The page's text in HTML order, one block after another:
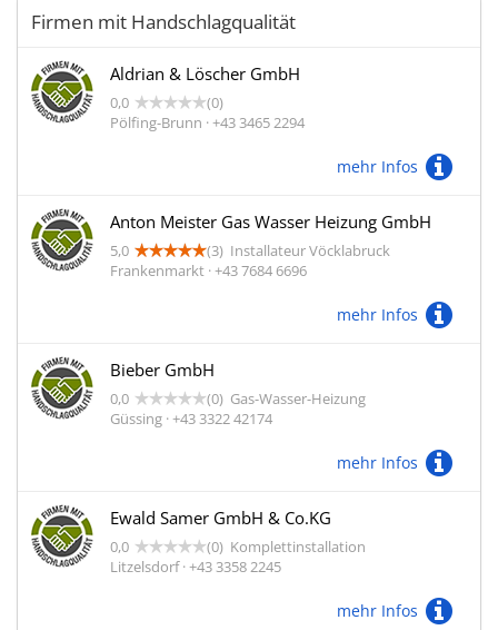
Firmen mit Handschlagqualität
Aldrian & Löscher GmbH
0,0
(0)
Pölfing-Brunn · +43 3465 2294
mehr Infos
Anton Meister Gas Wasser Heizung GmbH
5,0 (3) Installateur Vöcklabruck
Frankenmarkt · +43 7684 6696
mehr Infos
Bieber GmbH
0,0 (0) Gas-Wasser-Heizung
Güssing · +43 3322 42174
mehr Infos
Ewald Samer GmbH & Co.KG
0,0 (0) Komplettinstallation
Litzelsdorf · +43 3358 2245
mehr Infos